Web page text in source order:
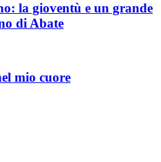
la gioventù e un grande
di Abate
mio cuore